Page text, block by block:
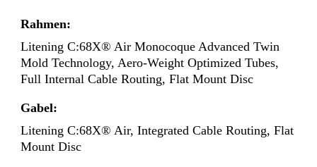
Rahmen:
Litening C:68X® Air Monocoque Advanced Twin
Mold Technology, Aero-Weight Optimized Tubes,
Full Internal Cable Routing, Flat Mount Disc
Gabel:
Litening C:68X® Air, Integrated Cable Routing, Flat
Mount Disc